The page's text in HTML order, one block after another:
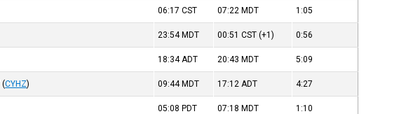
06:17CST 07:22 MDT 1:05
23:54 MDT 00:51CST (+1) 0:56
18:34ADT 20:43 MDT 5:09
(CYHZ) 09:44 MDT 17:12ADT 4:27
05:08 PDT 07:18 MDT 1:10